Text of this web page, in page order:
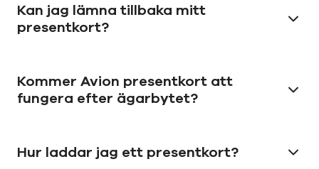
Kan jag lämna tillbaka mitt
presentkort?
Kommer Avion presentkort att
fungera efter ägarbytet?
Hur laddar jag ett presentkort?